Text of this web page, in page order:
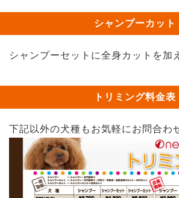
シャンプーカット
シャンプーセットに全身カットを加
トリミング料金表
下記以外の犬種もお気軽にお問合わ